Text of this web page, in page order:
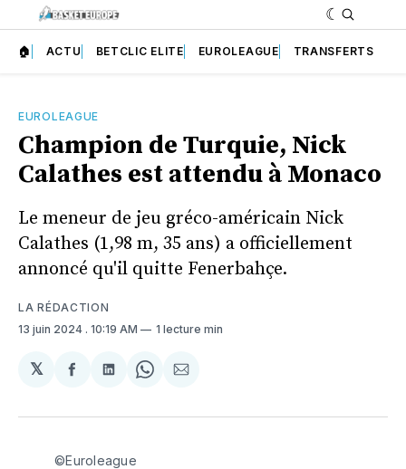
🏠 ACTU BETCLIC ELITE EUROLEAGUE TRANSFERTS
EUROLEAGUE
Champion de Turquie, Nick
Calathes est attendu à Monaco
Le meneur de jeu gréco-américain Nick
Calathes (1,98 m, 35 ans) a officiellement
annoncé qu'il quitte Fenerbahçe.
LA RÉDACTION
13 juin 2024 . 10:19 AM 1 lecture min
𝕏
Partager
Facebook
Partager
LinkedIn
Share
WhatsApp
Partager
Courriel
©Euroleague